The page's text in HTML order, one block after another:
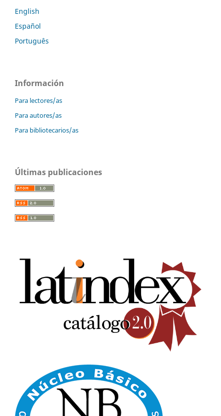
English
Español
Português
Información
Para lectores/as
Para autores/as
Para bibliotecarios/as
Últimas publicaciones